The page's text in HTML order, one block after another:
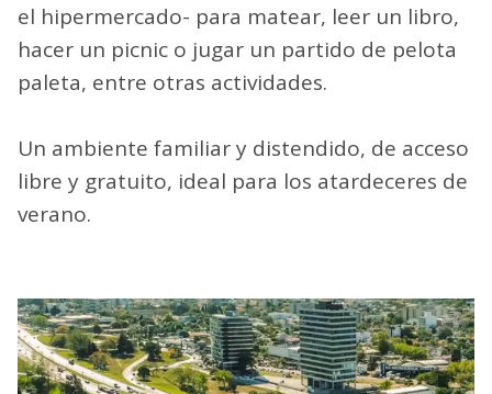
el hipermercado- para matear, leer un libro,
hacer un picnic o jugar un partido de pelota
paleta, entre otras actividades.
Un ambiente familiar y distendido, de acceso
libre y gratuito, ideal para los atardeceres de
verano.